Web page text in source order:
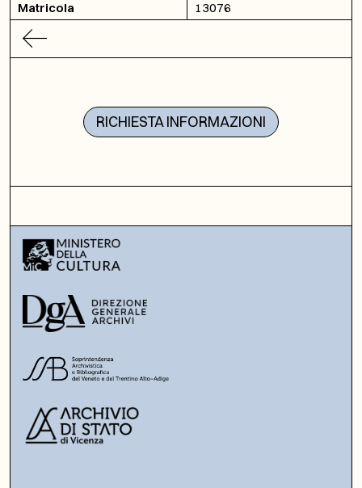
Matricola
13076
RICHIESTA INFORMAZIONI